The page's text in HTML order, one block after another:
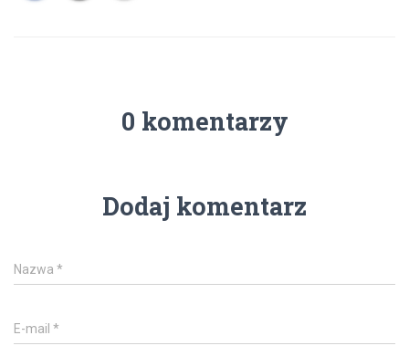
0 komentarzy
Dodaj komentarz
Nazwa *
E-mail *